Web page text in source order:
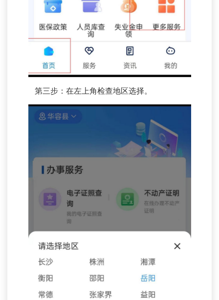
第三步：在左上角检查地区选择。